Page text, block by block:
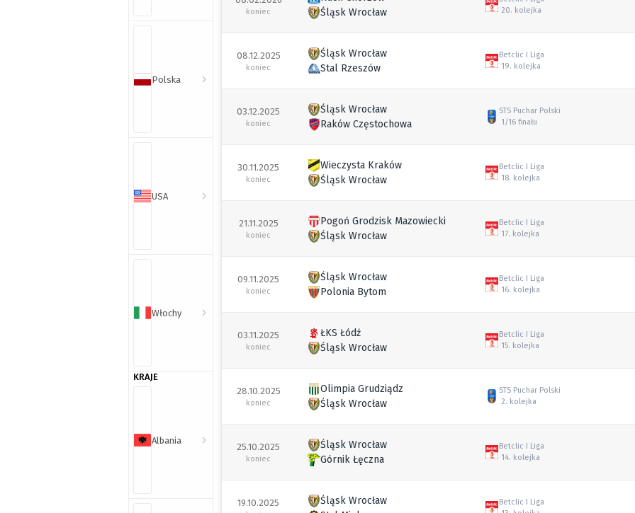
Polska
USA
Włochy
KRAJE
Albania
koniec
Śląsk Wrocław
20. kolejka
08.12.2025
koniec
Śląsk Wrocław
Stal Rzeszów
Betclic I Liga
19. kolejka
03.12.2025
koniec
Śląsk Wrocław
Raków Częstochowa
STS Puchar Polski
1/16 finału
30.11.2025
koniec
Wieczysta Kraków
Śląsk Wrocław
Betclic I Liga
18. kolejka
21.11.2025
koniec
Pogoń Grodzisk Mazowiecki
Śląsk Wrocław
Betclic I Liga
17. kolejka
09.11.2025
koniec
Śląsk Wrocław
Polonia Bytom
Betclic I Liga
16. kolejka
03.11.2025
koniec
ŁKS Łódź
Śląsk Wrocław
Betclic I Liga
15. kolejka
28.10.2025
koniec
Olimpia Grudziądz
Śląsk Wrocław
STS Puchar Polski
2. kolejka
25.10.2025
koniec
Śląsk Wrocław
Górnik Łęczna
Betclic I Liga
14. kolejka
19.10.2025
Śląsk Wrocław
Betclic I Liga